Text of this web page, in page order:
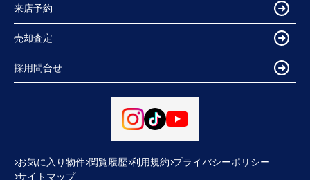
来店予約
売却査定
採用問合せ
お気に入り物件 閲覧履歴 利用規約 プライバシーポリシー
サイトマップ